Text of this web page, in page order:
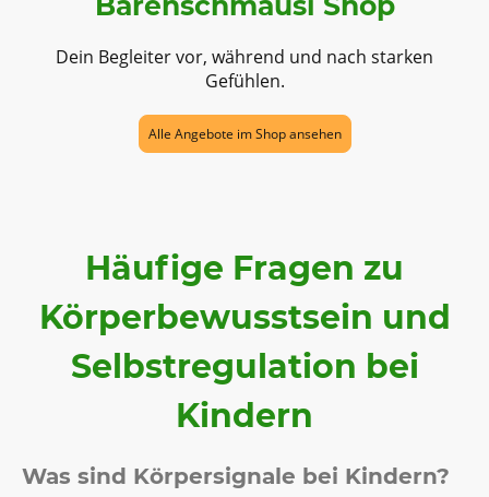
Dein Begleiter vor, während und nach starken
Gefühlen.
Alle Angebote im Shop ansehen
Häufige Fragen zu
Körperbewusstsein und
Selbstregulation bei
Kindern
Was sind Körpersignale bei Kindern?